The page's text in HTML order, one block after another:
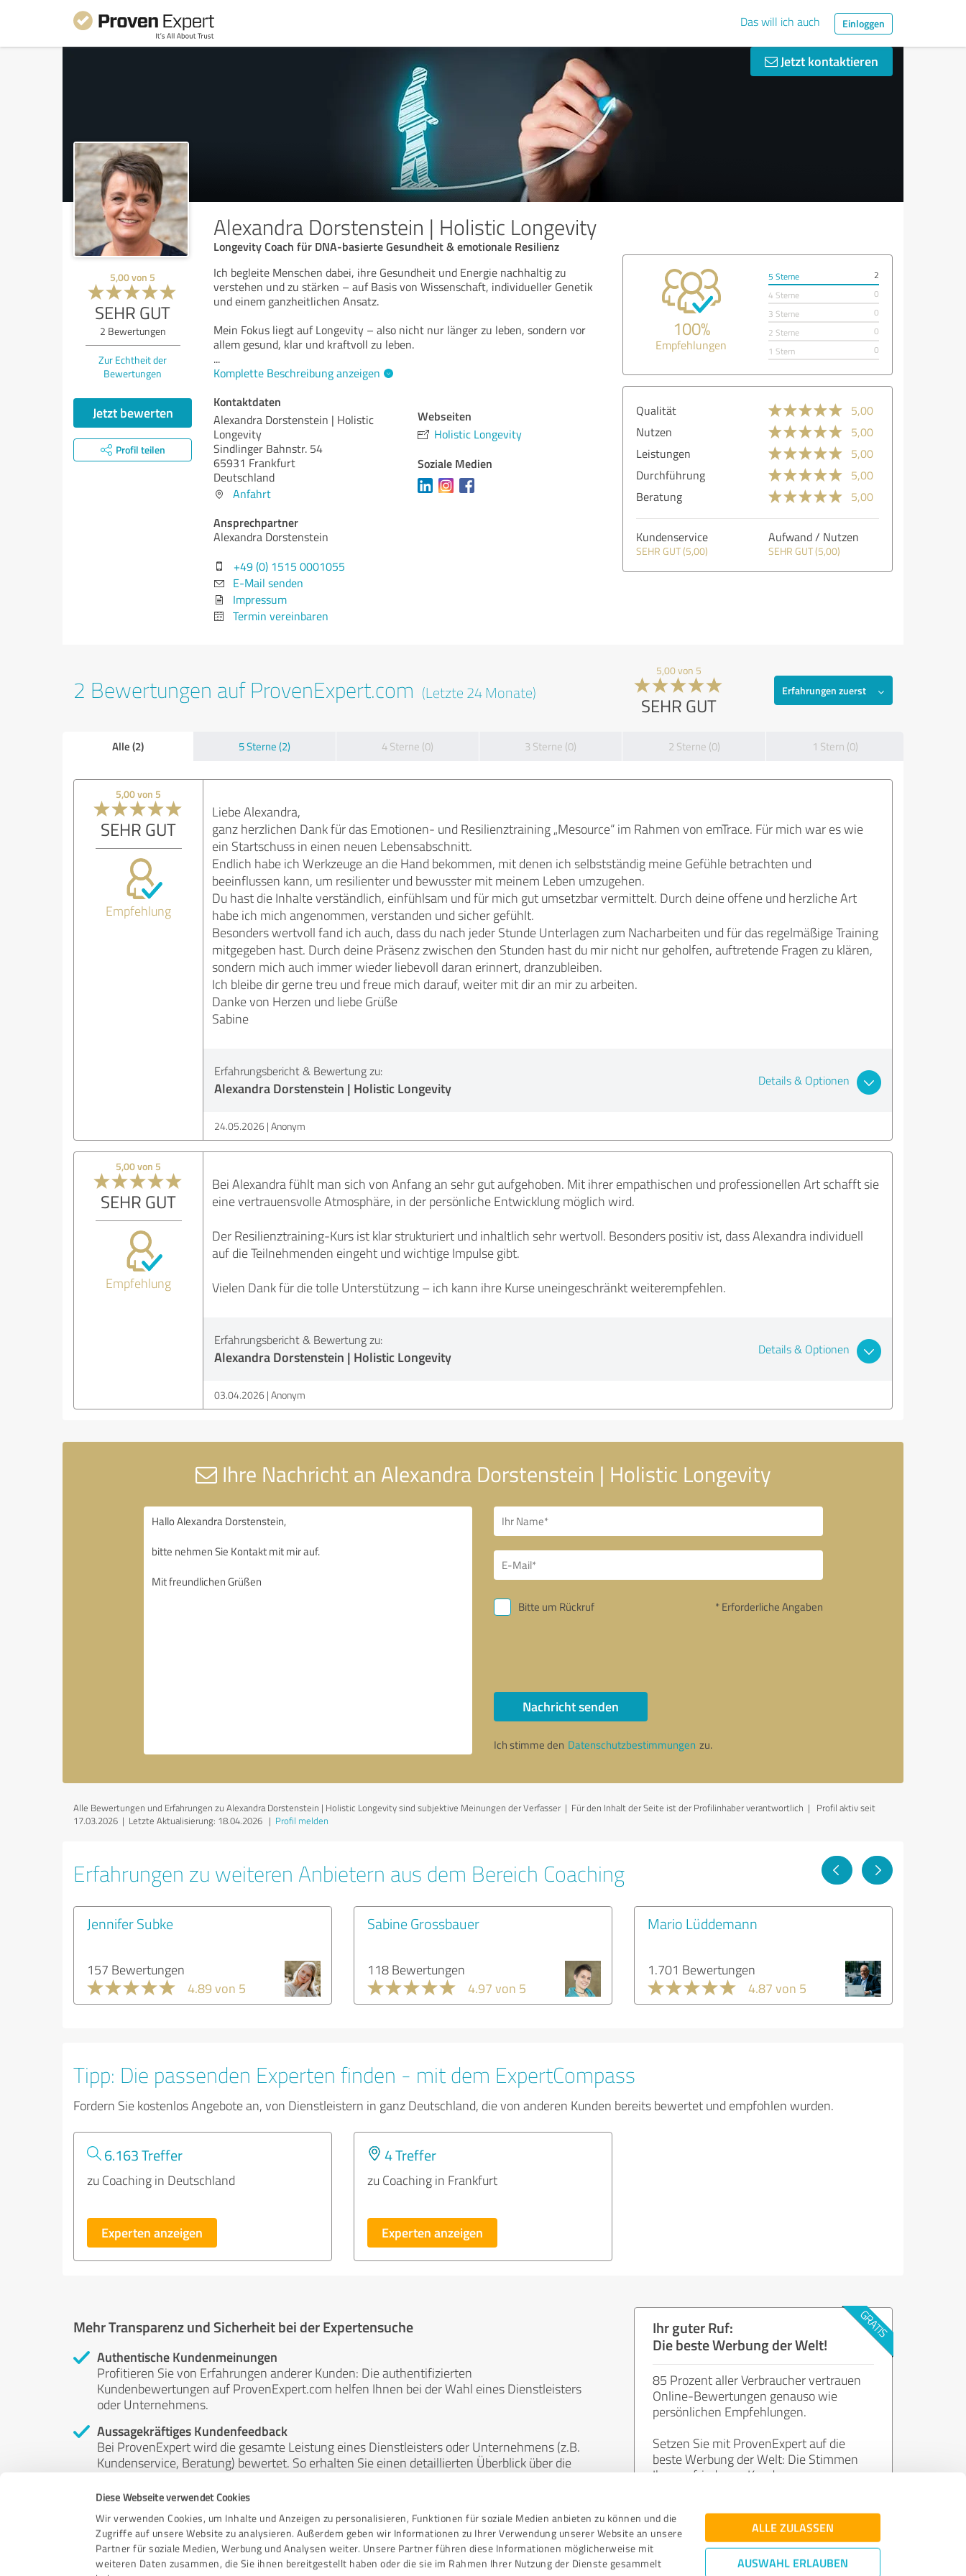
Diese Webseite verwendet Cookies
Wir verwenden Cookies, um Inhalte und Anzeigen zu personalisieren, Funktionen für soziale Medien anbieten zu können und die
Zugriffe auf unsere Website zu analysieren. Außerdem geben wir Informationen zu Ihrer Verwendung unserer Website an unsere
Partner für soziale Medien, Werbung und Analysen weiter. Unsere Partner führen diese Informationen möglicherweise mit
weiteren Daten zusammen, die Sie ihnen bereitgestellt haben oder die sie im Rahmen Ihrer Nutzung der Dienste gesammelt
ALLE ZULASSEN
AUSWAHL ERLAUBEN
Das will ich auch Einloggen
Jetzt kontaktieren
Alexandra Dorstenstein | Holistic Longevity
Longevity Coach für DNA-basierte Gesundheit & emotionale Resilienz
5,00von 5
SEHR GUT
2 Bewertungen
Zur Echtheit der
Bewertungen
Jetzt bewerten
Profil teilen
Ich begleite Menschen dabei, ihre Gesundheit und Energie nachhaltig zu
verstehen und zu stärken – auf Basis von Wissenschaft, individueller Genetik
und einem ganzheitlichen Ansatz.
Mein Fokus liegt auf Longevity – also nicht nur länger zu leben, sondern vor
allem gesund, klar und kraftvoll zu leben.
...
Komplette Beschreibung anzeigen
Kontaktdaten
Alexandra Dorstenstein | Holistic
Longevity
Sindlinger Bahnstr. 54
65931 Frankfurt
Deutschland
Anfahrt
Ansprechpartner
Alexandra Dorstenstein
+49 (0) 1515 0001055
E-Mail senden
Impressum
Termin vereinbaren
Webseiten
Holistic Longevity
Soziale Medien
100%
Empfehlungen
5 Sterne
2
4 Sterne
0
3 Sterne
0
2 Sterne
0
1 Stern
0
Qualität
5,00
Nutzen
5,00
Leistungen
5,00
Durchführung
5,00
Beratung
5,00
Kundenservice
SEHR GUT (5,00)
Aufwand / Nutzen
SEHR GUT (5,00)
2 Bewertungen auf ProvenExpert.com (Letzte 24 Monate)
5,00 von 5
SEHR GUT
Erfahrungen zuerst
Alle (2) 5 Sterne (2) 4 Sterne (0) 3 Sterne (0) 2 Sterne (0) 1 Stern (0)
5,00 von 5
SEHR GUT
Empfehlung
Liebe Alexandra,
ganz herzlichen Dank für das Emotionen- und Resilienztraining „Mesource“ im Rahmen von emTrace. Für mich war es wie
ein Startschuss in einen neuen Lebensabschnitt.
Endlich habe ich Werkzeuge an die Hand bekommen, mit denen ich selbstständig meine Gefühle betrachten und
beeinflussen kann, um resilienter und bewusster mit meinem Leben umzugehen.
Du hast die Inhalte verständlich, einfühlsam und für mich gut umsetzbar vermittelt. Durch deine offene und herzliche Art
habe ich mich angenommen, verstanden und sicher gefühlt.
Besonders wertvoll fand ich auch, dass du nach jeder Stunde Unterlagen zum Nacharbeiten und für das regelmäßige Training
mitgegeben hast. Durch deine Präsenz zwischen den Stunden hast du mir nicht nur geholfen, auftretende Fragen zu klären,
sondern mich auch immer wieder liebevoll daran erinnert, dranzubleiben.
Ich bleibe dir gerne treu und freue mich darauf, weiter mit dir an mir zu arbeiten.
Danke von Herzen und liebe Grüße
Sabine
Erfahrungsbericht & Bewertung zu:
Alexandra Dorstenstein | Holistic Longevity Details & Optionen
24.05.2026 Anonym
5,00 von 5
SEHR GUT
Empfehlung
Bei Alexandra fühlt man sich von Anfang an sehr gut aufgehoben. Mit ihrer empathischen und professionellen Art schafft sie
eine vertrauensvolle Atmosphäre, in der persönliche Entwicklung möglich wird.
Der Resilienztraining-Kurs ist klar strukturiert und inhaltlich sehr wertvoll. Besonders positiv ist, dass Alexandra individuell
auf die Teilnehmenden eingeht und wichtige Impulse gibt.
Vielen Dank für die tolle Unterstützung – ich kann ihre Kurse uneingeschränkt weiterempfehlen.
Erfahrungsbericht & Bewertung zu:
Alexandra Dorstenstein | Holistic Longevity Details & Optionen
03.04.2026 Anonym
Ihre Nachricht an Alexandra Dorstenstein | Holistic Longevity
Bitte um Rückruf * Erforderliche Angaben
Nachricht senden
Ich stimme den Datenschutzbestimmungen zu.
Alle Bewertungen und Erfahrungen zu Alexandra Dorstenstein | Holistic Longevity sind subjektive Meinungen der Verfasser | Für den Inhalt der Seite ist der Profilinhaber verantwortlich | Profil aktiv seit
17.03.2026 | Letzte Aktualisierung: 18.04.2026 | Profil melden
Erfahrungen zu weiteren Anbietern aus dem Bereich Coaching
Jennifer Subke
157 Bewertungen
4.89 von 5
Sabine Grossbauer
118 Bewertungen
4.97 von 5
Mario Lüddemann
1.701 Bewertungen
4.87 von 5
Tipp: Die passenden Experten finden - mit dem ExpertCompass
Fordern Sie kostenlos Angebote an, von Dienstleistern in ganz Deutschland, die von anderen Kunden bereits bewertet und empfohlen wurden.
6.163 Treffer
zu Coaching in Deutschland
Experten anzeigen
4 Treffer
zu Coaching in Frankfurt
Experten anzeigen
Mehr Transparenz und Sicherheit bei der Expertensuche
Authentische Kundenmeinungen
Profitieren Sie von Erfahrungen anderer Kunden: Die authentifizierten
Kundenbewertungen auf ProvenExpert.com helfen Ihnen bei der Wahl eines Dienstleisters
oder Unternehmens.
Aussagekräftiges Kundenfeedback
Bei ProvenExpert wird die gesamte Leistung eines Dienstleisters oder Unternehmens (z.B.
Kundenservice, Beratung) bewertet. So erhalten Sie einen detaillierten Überblick über die
Unabhängige Bewertungen
ProvenExpert ist grundsätzlich kostenlos, unabhängig und neutral. Bewertungen von
Kunden erfolgen freiwillig, können nicht gekauft werden und sind weder finanziell noch
anderweitig beeinflussbar.
Ihr guter Ruf:
Die beste Werbung der Welt!
85 Prozent aller Verbraucher vertrauen
Online-Bewertungen genauso wie
persönlichen Empfehlungen.
Setzen Sie mit ProvenExpert auf die
beste Werbung der Welt: Die Stimmen
Ihrer zufriedenen Kunden.
Jetzt kostenlos starten